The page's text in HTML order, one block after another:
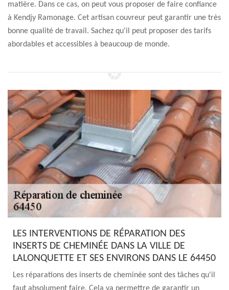
matière. Dans ce cas, on peut vous proposer de faire confiance
à Kendjy Ramonage. Cet artisan couvreur peut garantir une très
bonne qualité de travail. Sachez qu'il peut proposer des tarifs
abordables et accessibles à beaucoup de monde.
LES INTERVENTIONS DE RÉPARATION DES
INSERTS DE CHEMINÉE DANS LA VILLE DE
LALONQUETTE ET SES ENVIRONS DANS LE 64450
Les réparations des inserts de cheminée sont des tâches qu'il